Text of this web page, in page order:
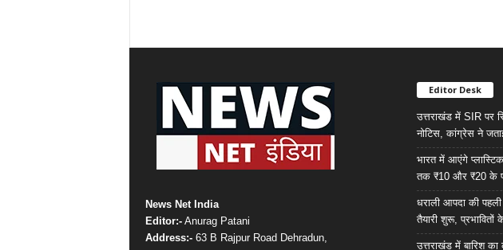
News Net India
Editor:-Anurag Patani
Address:-63 B Rajpur Road Dehradun,
Editor Desk
उत्तराखंड में SIR पर
नोटिस, कांग्रेस ने
भारत में आएंगे
तक ₹10 और ₹20 के
धराली आपदा की पहली
तैयारी शुरू, प्रभावितों
उत्तराखंड में बारिश